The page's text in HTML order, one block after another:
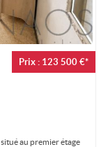
Prix : 123 500 €*
au premier étage